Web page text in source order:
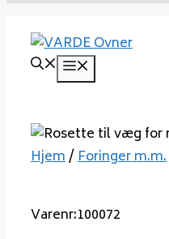
Hjem/Foringer m.m.
Varenr:100072